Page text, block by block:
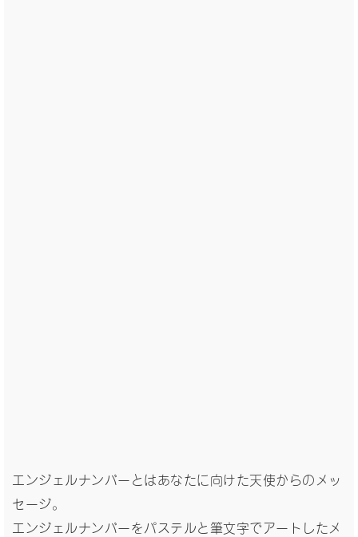
エンジェルナンバーとはあなたに向けた天使からのメッ
セージ。
エンジェルナンバーをパステルと筆文字でアートしたメ